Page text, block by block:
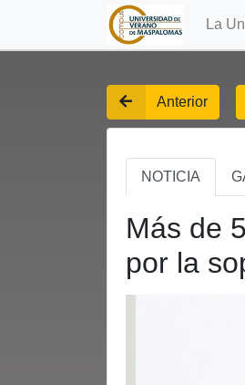
La
Anterior
NOTICIA
Más de
por la